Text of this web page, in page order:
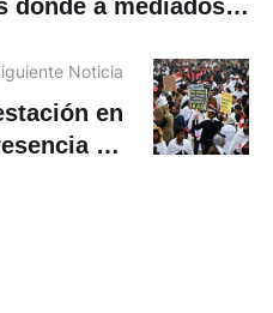
donde a mediados
Noticia
en
de